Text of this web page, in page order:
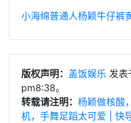
小海绵普通人杨颖牛仔裤
版权声明： 盖饭娱乐 发表
pm8:38。
转载请注明： 杨颖做核酸
机，手舞足蹈太可爱 | 快